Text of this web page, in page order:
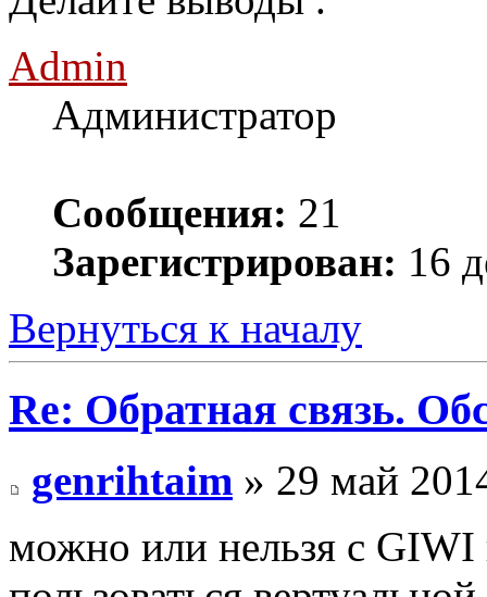
Admin
Администратор
Сообщения: 21
Зарегистрирован: 16
Вернуться к началу
Re: Обратная связь.
genrihtaim » 29 май
можно или нельзя с GIWI